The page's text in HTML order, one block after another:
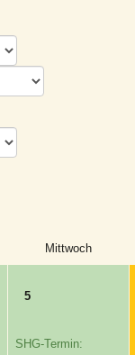
Mittwoch
5
SHG-Termin: